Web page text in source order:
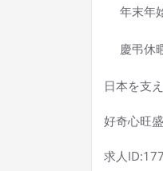
年末年
慶弔休
日本を支
好奇心旺
求人ID:177